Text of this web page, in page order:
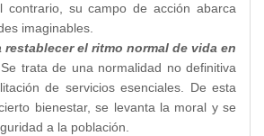
contrario, su campo de acción abarca
imaginables.
el ritmo normal de vida en
Se trata de una normalidad no definitiva
de servicios esenciales. De esta
bienestar, se levanta la moral y se
a la población.